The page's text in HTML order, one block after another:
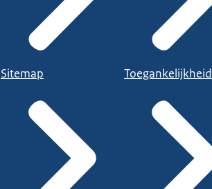
Sitemap Toegankelijkheid